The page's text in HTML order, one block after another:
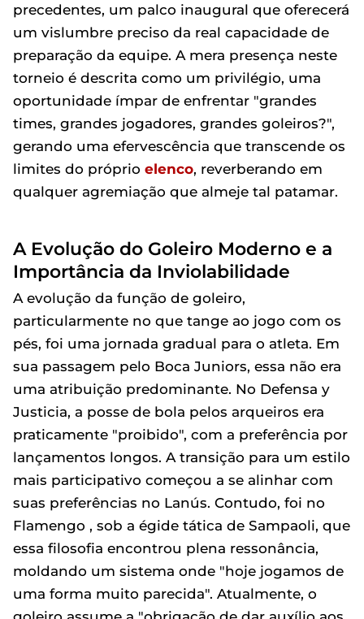
precedentes, um palco inaugural que oferecerá
um vislumbre preciso da real capacidade de
preparação da equipe. A mera presença neste
torneio é descrita como um privilégio, uma
oportunidade ímpar de enfrentar "grandes
times, grandes jogadores, grandes goleiros?",
gerando uma efervescência que transcende os
limites do próprio elenco, reverberando em
qualquer agremiação que almeje tal patamar.
A Evolução do Goleiro Moderno e a
Importância da Inviolabilidade
A evolução da função de goleiro,
particularmente no que tange ao jogo com os
pés, foi uma jornada gradual para o atleta. Em
sua passagem pelo Boca Juniors, essa não era
uma atribuição predominante. No Defensa y
Justicia, a posse de bola pelos arqueiros era
praticamente "proibido", com a preferência por
lançamentos longos. A transição para um estilo
mais participativo começou a se alinhar com
suas preferências no Lanús. Contudo, foi no
Flamengo , sob a égide tática de Sampaoli, que
essa filosofia encontrou plena ressonância,
moldando um sistema onde "hoje jogamos de
uma forma muito parecida". Atualmente, o